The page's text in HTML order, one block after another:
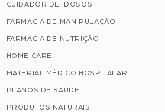
CUIDADOR DE IDOSOS
FARMÁCIA DE MANIPULAÇÃO
FARMÁCIA DE NUTRIÇÃO
HOME CARE
MATERIAL MÉDICO HOSPITALAR
PLANOS DE SAÚDE
PRODUTOS NATURAIS